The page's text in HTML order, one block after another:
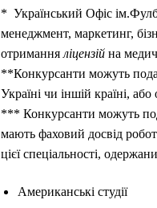
* Український Офіс
менеджмент, маркетинг,
отримання ліцензій на
**Конкурсанти можуть
Україні чи іншій країні,
*** Конкурсанти можуть
мають фаховий досвід
цієї спеціальності,
Американські студії